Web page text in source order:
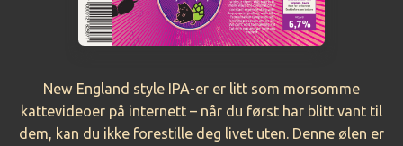
New England style IPA-er er litt som morsomme
kattevideoer på internett – når du først har blitt vant til
dem, kan du ikke forestille deg livet uten. Denne ølen er